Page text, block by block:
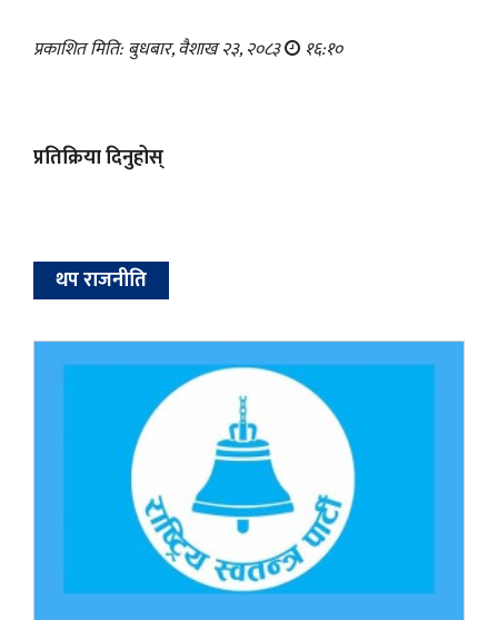
प्रकाशित मिति: बुधबार, वैशाख २३, २०८३ १६:१०
प्रतिक्रिया दिनुहोस्
थप राजनीति